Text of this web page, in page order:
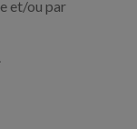
et/ou par